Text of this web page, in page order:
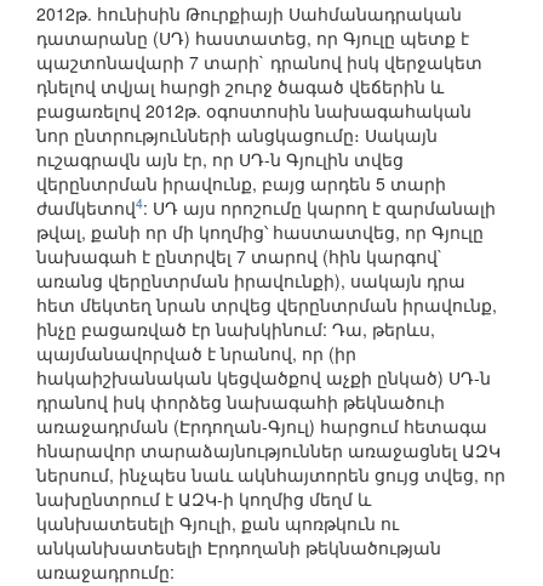
2012թ. հունիսին Թուրքիայի Սահմանադրական
դատարանը (ՍԴ) հաստատեց, որ Գյուլը պետք է
պաշտոնավարի 7 տարի` դրանով իսկ վերջակետ
դնելով տվյալ հարցի շուրջ ծագած վեճերին և
բացառելով 2012թ. օգոստոսին նախագահական
նոր ընտրությունների անցկացումը։ Սակայն
ուշագրավն այն էր, որ ՍԴ-ն Գյուլին տվեց
վերընտրման իրավունք, բայց արդեն 5 տարի
ժամկետով4: ՍԴ այս որոշումը կարող է զարմանալի
թվալ, քանի որ մի կողմից՝ հաստատվեց, որ Գյուլը
նախագահ է ընտրվել 7 տարով (հին կարգով`
առանց վերընտրման իրավունքի), սակայն դրա
հետ մեկտեղ նրան տրվեց վերընտրման իրավունք,
ինչը բացառված էր նախկինում: Դա, թերևս,
պայմանավորված է նրանով, որ (իր
հակաիշխանական կեցվածքով աչքի ընկած) ՍԴ-ն
դրանով իսկ փորձեց նախագահի թեկնածուի
առաջադրման (Էրդողան-Գյուլ) հարցում հետագա
հնարավոր տարաձայնություններ առաջացնել ԱԶԿ
ներսում, ինչպես նաև ակնհայտորեն ցույց տվեց, որ
նախընտրում է ԱԶԿ-ի կողմից մեղմ և
կանխատեսելի Գյուլի, քան պոռթկուն ու
անկանխատեսելի Էրդողանի թեկնածության
առաջադրումը: